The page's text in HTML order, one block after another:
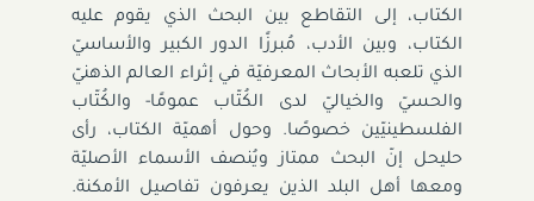
الكتاب، إلى التقاطع بين البحث الذي يقوم عليه
الكتاب، وبين الأدب، مُبرزًا الدور الكبير والأساسيّ
الذي تلعبه الأبحاث المعرفيّة في إثراء العالم الذهنيّ
والحسيّ والخياليّ لدى الكُتّاب عمومًا- والكُتّاب
الفلسطينيّين خصوصًا. وحول أهميّة الكتاب، رأى
حليحل إنّ البحث ممتاز ويُنصف الأسماء الأصليّة
ومعها أهل البلد الذين يعرفون تفاصيل الأمكنة.